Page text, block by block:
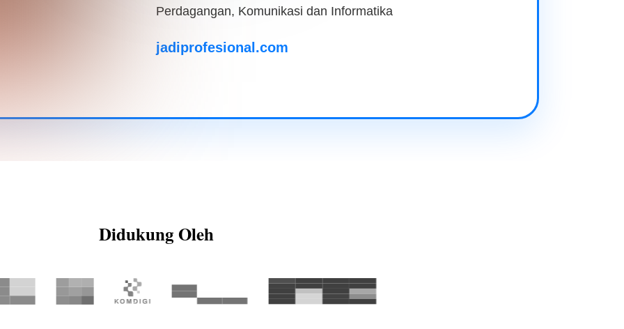
Perdagangan, Komunikasi dan Informatika
jadiprofesional.com
Didukung Oleh